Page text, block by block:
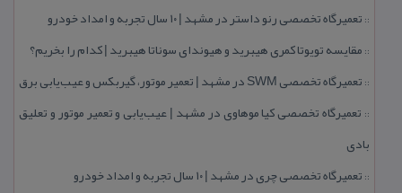
:: تعمیرگاه تخصصی رنو داستر در مشهد | ۱۰ سال تجربه و امداد خودرو
:: مقایسه تویوتا كمری هیبرید و هیوندای سوناتا هیبرید | كدام را بخریم؟
:: تعمیرگاه تخصصی SWM در مشهد | تعمیر موتور، گیربكس و عیب‌یابی برق
:: تعمیرگاه تخصصی كیا موهاوی در مشهد | عیب‌یابی و تعمیر موتور و تعلیق
بادی
:: تعمیرگاه تخصصی چری در مشهد | ۱۰ سال تجربه و امداد خودرو